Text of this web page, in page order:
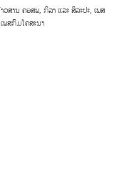
ວສານ ຄອສພ,ກິລາ ແລະ ສິລະປະ,ເພສ
ເພສກົມໂຄສະນາ